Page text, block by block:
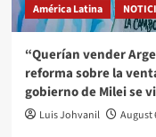
América Latina
“Querían vender
reforma sobre la
gobierno de Milei se
Luis Johvanil August